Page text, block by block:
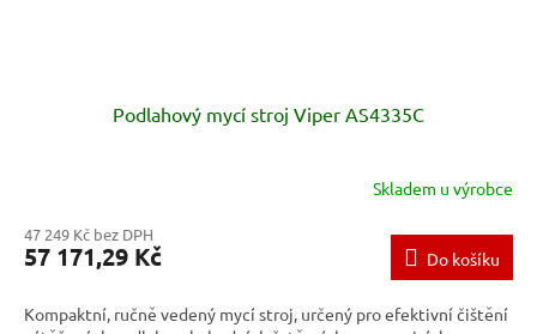
Podlahový mycí stroj Viper AS4335C
Skladem u výrobce
47 249 Kč bez DPH
57 171,29 Kč Do košíku
Kompaktní, ručně vedený mycí stroj, určený pro efektivní čištění